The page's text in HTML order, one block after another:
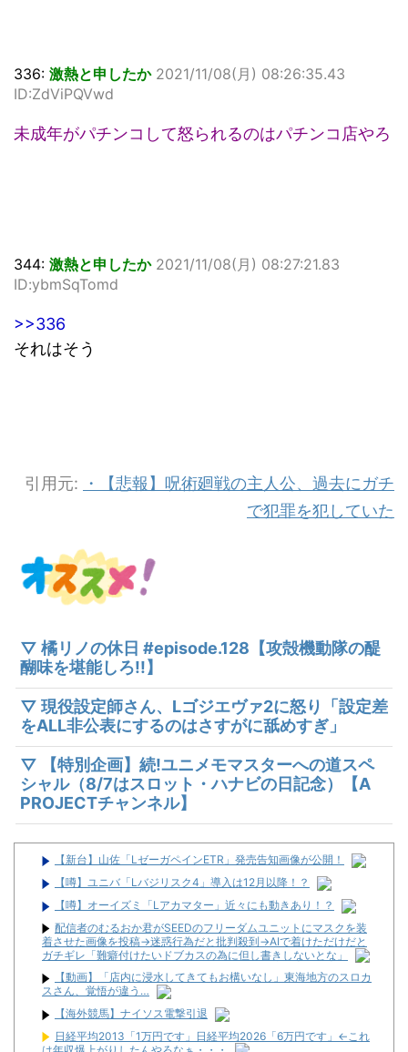
336: 激熱と申したか 2021/11/08(月) 08:26:35.43
ID:ZdViPQVwd
未成年がパチンコして怒られるのはパチンコ店やろ
344: 激熱と申したか 2021/11/08(月) 08:27:21.83
ID:ybmSqTomd
>>336
それはそう
引用元:
・【悲報】呪術廻戦の主人公、過去にガチ
で犯罪を犯していた
▽ 橘リノの休日 #episode.128【攻殻機動隊の醍
醐味を堪能しろ!!】
▽ 現役設定師さん、Lゴジエヴァ2に怒り「設定差
をALL非公表にするのはさすがに舐めすぎ」
▽ 【特別企画】続!ユニメモマスターへの道スペ
シャル（8/7はスロット・ハナビの日記念）【A
PROJECTチャンネル】
【新台】山佐「LゼーガペインETR」発売告知画像が公開！
【噂】ユニバ「Lバジリスク4」導入は12月以降！？
【噂】オーイズミ「Lアカマター」近々にも動きあり！？
配信者のむるおか君がSEEDのフリーダムユニットにマスクを装
着させた画像を投稿→迷惑行為だと批判殺到→AIで着けただけだと
ガチギレ「難癖付けたいドブカスの為に但し書きしないとな」
【動画】「店内に浸水してきてもお構いなし」東海地方のスロカ
スさん、覚悟が違う…
【海外競馬】ナイソス電撃引退
日経平均2013「1万円です」日経平均2026「6万円です」←これ